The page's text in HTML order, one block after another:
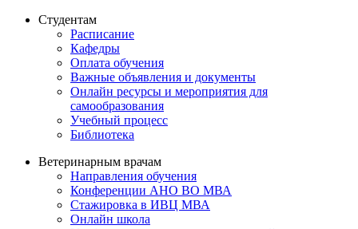
Студентам
Расписание
Кафедры
Оплата обучения
Важные объявления и документы
Онлайн ресурсы и мероприятия для
самообразования
Учебный процесс
Библиотека
Ветеринарным врачам
Направления обучения
Конференции АНО ВО МВА
Стажировка в ИВЦ МВА
Онлайн школа